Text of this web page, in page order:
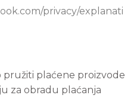
privacy/explanati
plaćene proizvode
za obradu plaćanja